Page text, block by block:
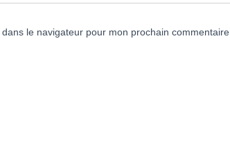
le navigateur pour mon prochain commentaire.